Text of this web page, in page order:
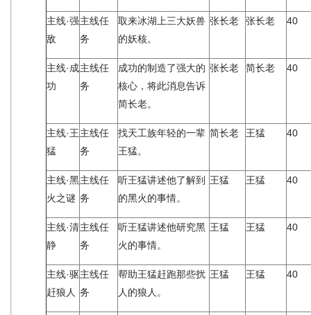
主线·强
敌
主线任
务
取来冰湖上三大妖兽
的妖核。
张长老 张长老 40
主线·成
功
主线任
务
成功的制造了强大的
核心，将此消息告诉
简长老。
张长老 简长老 40
主线·王
猛
主线任
务
找天工族年轻的一辈
王猛。
简长老 王猛 40
主线·黑
火之谜
主线任
务
听王猛讲述他了解到
的黑火的事情。
王猛 王猛 40
主线·清
静
主线任
务
听王猛讲述他研究黑
火的事情。
王猛 王猛 40
主线·驱
赶狼人
主线任
务
帮助王猛赶跑那些扰
人的狼人。
王猛 王猛 40